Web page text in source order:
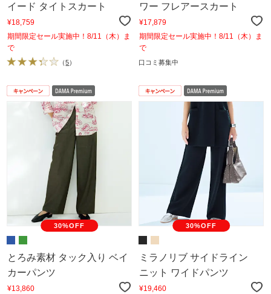
イード タイトスカート
¥18,759
期間限定セール実施中！8/11（木）ま
で
（5）
ワー フレアースカート
¥17,879
期間限定セール実施中！8/11（木）ま
で
口コミ募集中
30%OFF
とろみ素材 タック入り ベイ
カーパンツ
¥13,860
30%OFF
ミラノリブ サイドライン
ニット ワイドパンツ
¥19,460